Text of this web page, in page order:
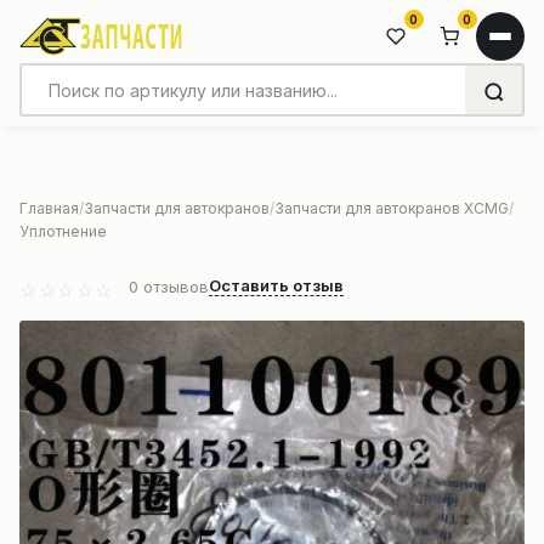
0 0
Главная Запчасти для автокранов Запчасти для автокранов XCMG
Уплотнение
0 отзывовОставить отзыв